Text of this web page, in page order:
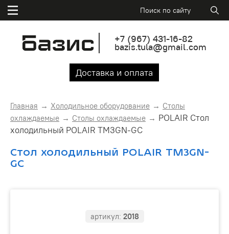
+7 (967) 431-16-82
bazis.tula@gmail.com
Доставка и оплата
Главная Холодильное оборудование
Столы
охлаждаемые
Столы охлаждаемые
POLAIR Стол
холодильный POLAIR TM3GN-GC
Стол холодильный POLAIR TM3GN-
GC
артикул: 2018